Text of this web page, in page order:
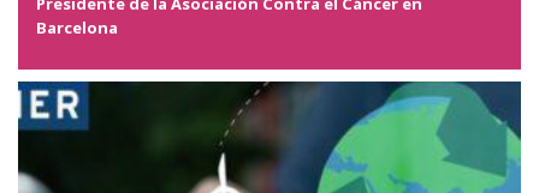
Barcelona